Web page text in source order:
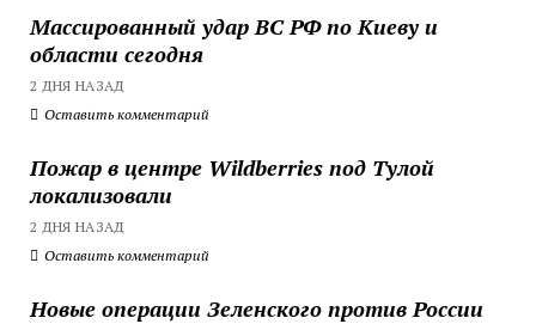
Массированный удар ВС РФ по Киеву и
области сегодня
2 ДНЯ НАЗАД
Оставить комментарий
Пожар в центре Wildberries под Тулой
локализовали
2 ДНЯ НАЗАД
Оставить комментарий
Новые операции Зеленского против России